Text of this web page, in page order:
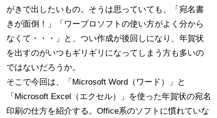
がきで出したいもの。そうは思っていても、「宛名書
きが面倒！」「ワープロソフトの使い方がよく分から
なくて・・・」と、つい作成が後回しになり、年賀状
を出すのがいつもギリギリになってしまう方も多いの
ではないだろうか。
そこで今回は、「Microsoft Word（ワード）」と
「Microsoft Excel（エクセル）」を使った年賀状の宛名
印刷の仕方を紹介する。Office系のソフトに慣れていな